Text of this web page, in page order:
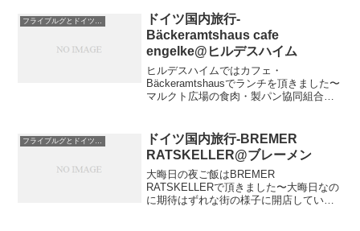
ドイツ国内旅行-
Bäckeramtshaus cafe
engelke@ヒルデスハイム
ヒルデスハイムではカフェ・
Bäckeramtshausでランチを頂きました〜
マルクト広場の食肉・製パン協同組合
カルボナーラパスタカルボナーラ...
ドイツ国内旅行-BREMER
RATSKELLER@ブレーメン
大晦日の夜ご飯はBREMER
RATSKELLERで頂きました〜大晦日なの
に期待はずれな街の様子に開店している